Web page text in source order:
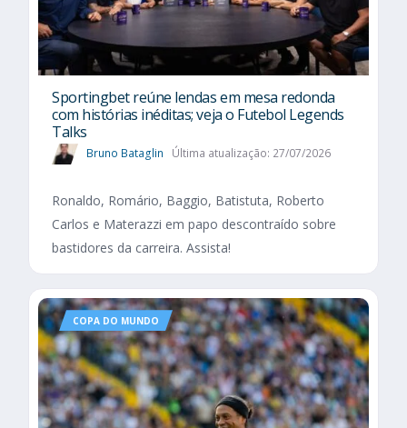
Sportingbet reúne lendas em mesa redonda
com histórias inéditas; veja o Futebol Legends
Talks
Bruno Bataglin Última atualização: 27/07/2026
Ronaldo, Romário, Baggio, Batistuta, Roberto
Carlos e Materazzi em papo descontraído sobre
bastidores da carreira. Assista!
COPA DO MUNDO